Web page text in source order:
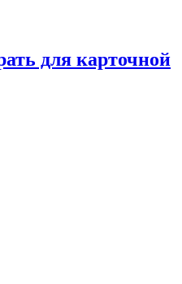
для карточной